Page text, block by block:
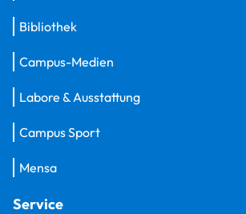
Bibliothek
Campus-Medien
Labore & Ausstattung
Campus Sport
Mensa
Service